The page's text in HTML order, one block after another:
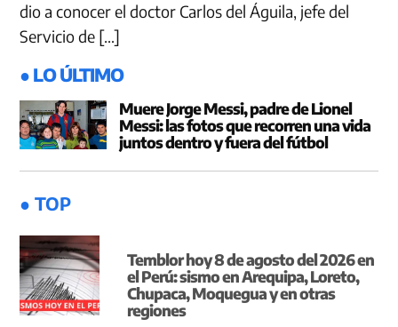
dio a conocer el doctor Carlos del Águila, jefe del
Servicio de […]
● LO ÚLTIMO
Muere Jorge Messi, padre de Lionel
Messi: las fotos que recorren una vida
juntos dentro y fuera del fútbol
● TOP
Temblor hoy 8 de agosto del 2026 en
el Perú: sismo en Arequipa, Loreto,
Chupaca, Moquegua y en otras
regiones